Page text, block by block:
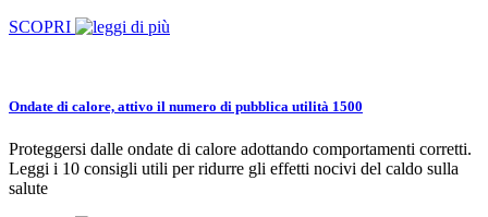
SCOPRI
Ondate di calore, attivo il numero di pubblica utilità 1500
Proteggersi dalle ondate di calore adottando comportamenti corretti.
Leggi i 10 consigli utili per ridurre gli effetti nocivi del caldo sulla
salute